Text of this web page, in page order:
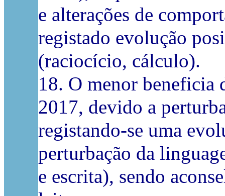
e alterações de
registado evolução
(raciocício, cálculo).
18. O menor beneficia
2017, devido a
registando-se uma
perturbação da
e escrita), sendo